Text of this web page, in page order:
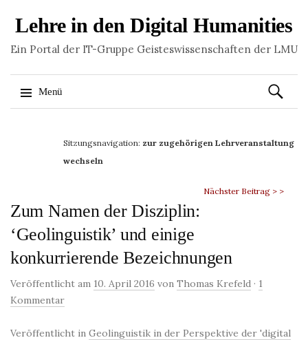
Lehre in den Digital Humanities
Ein Portal der IT-Gruppe Geisteswissenschaften der LMU
Menü
Suchen
nach:
Sitzungsnavigation: zur zugehörigen Lehrveranstaltung
wechseln
Nächster Beitrag > >
Zum Namen der Disziplin:
‘Geolinguistik’ und einige
konkurrierende Bezeichnungen
Veröffentlicht am 10. April 2016 von Thomas Krefeld · 1
Kommentar
Veröffentlicht in Geolinguistik in der Perspektive der 'digital